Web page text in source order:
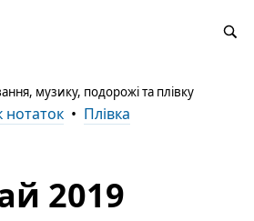
музику, подорожі та плівку
нотаток• Плівка
2019